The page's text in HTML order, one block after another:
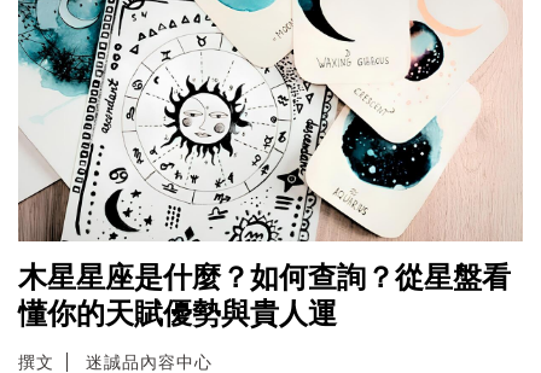
木星星座是什麼？如何查詢？從星盤看
懂你的天賦優勢與貴人運
撰文 迷誠品內容中心